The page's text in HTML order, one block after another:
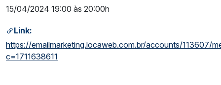
15/04/2024 19:00 às 20:00h
Link:
https://emailmarketing.locaweb.com.br/accounts/113607/
c=1711638611